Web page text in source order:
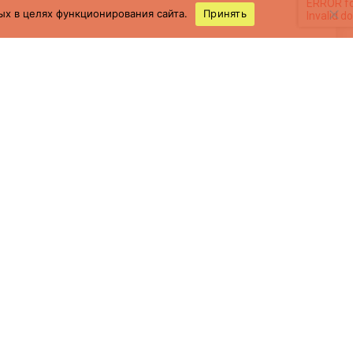
в целях функционирования сайта. Принять